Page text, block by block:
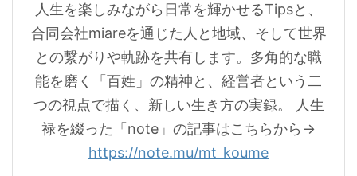
人生を楽しみながら日常を輝かせるTipsと、
合同会社miareを通じた人と地域、そして世界
との繋がりや軌跡を共有します。多角的な職
能を磨く「百姓」の精神と、経営者という二
つの視点で描く、新しい生き方の実録。 人生
禄を綴った「note」の記事はこちらから→
https://note.mu/mt_koume